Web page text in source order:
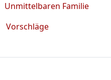
Unmittelbaren Familie
Vorschläge